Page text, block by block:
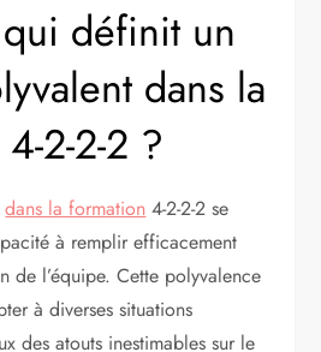
qui définit un
dans la
2-2-2 ?
dans la formation 4-2-2-2 se
à remplir efficacement
de l’équipe. Cette polyvalence
à diverses situations
des atouts inestimables sur le